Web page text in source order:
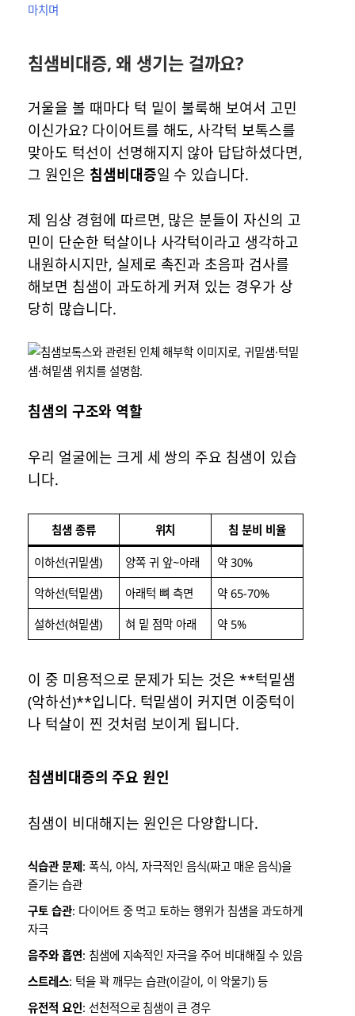
마치며
침샘비대증, 왜 생기는 걸까요?
거울을 볼 때마다 턱 밑이 불룩해 보여서 고민
이신가요? 다이어트를 해도, 사각턱 보톡스를
맞아도 턱선이 선명해지지 않아 답답하셨다면,
그 원인은 침샘비대증일 수 있습니다.
제 임상 경험에 따르면, 많은 분들이 자신의 고
민이 단순한 턱살이나 사각턱이라고 생각하고
내원하시지만, 실제로 촉진과 초음파 검사를
해보면 침샘이 과도하게 커져 있는 경우가 상
당히 많습니다.
침샘의 구조와 역할
우리 얼굴에는 크게 세 쌍의 주요 침샘이 있습
니다.
침샘 종류 위치 침 분비 비율
이하선(귀밑샘) 양쪽 귀 앞~아래
약 30%
악하선(턱밑샘)
아래턱 뼈 측면
약 65-70%
설하선(혀밑샘)
혀 밑 점막 아래 약 5%
이 중 미용적으로 문제가 되는 것은 **턱밑샘
(악하선)**입니다. 턱밑샘이 커지면 이중턱이
나 턱살이 찐 것처럼 보이게 됩니다.
침샘비대증의 주요 원인
침샘이 비대해지는 원인은 다양합니다.
식습관 문제: 폭식, 야식, 자극적인 음식(짜고 매운 음식)을
즐기는 습관
구토 습관: 다이어트 중 먹고 토하는 행위가 침샘을 과도하게
자극
음주와 흡연: 침샘에 지속적인 자극을 주어 비대해질 수 있음
스트레스: 턱을 꽉 깨무는 습관(이갈이, 이 악물기) 등
유전적 요인: 선천적으로 침샘이 큰 경우